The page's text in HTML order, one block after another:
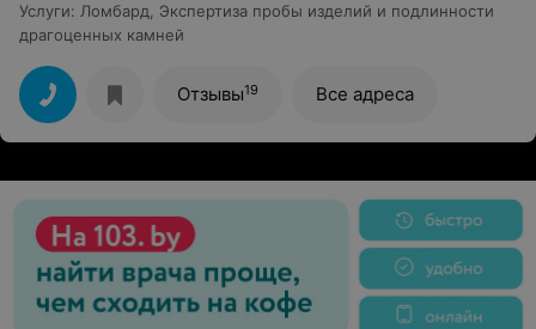
Услуги: Ломбард, Экспертиза пробы изделий и подлинности
драгоценных камней
Отзывы19 Все адреса